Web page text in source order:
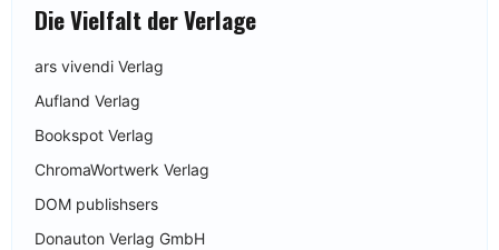
Die Vielfalt der Verlage
ars vivendi Verlag
Aufland Verlag
Bookspot Verlag
ChromaWortwerk Verlag
DOM publishsers
Donauton Verlag GmbH